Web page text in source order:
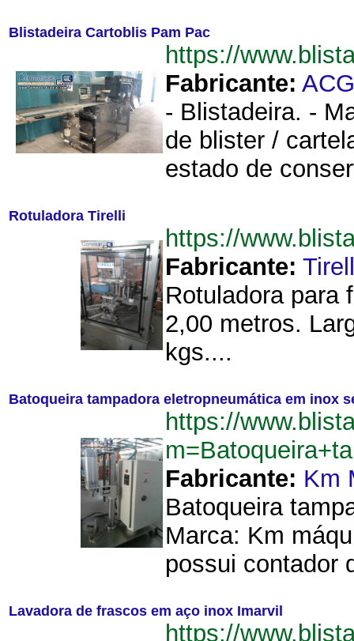
Blistadeira Cartoblis Pam Pac
https://
Fabricante: ACG
- Blistadeira. -
de blister /
estado de
Rotuladora Tirelli
https://
Fabricante:
Rotuladora para
2,00 metros.
kgs....
Batoqueira tampadora eletropneumática em inox
https://
Fabricante: Km
Batoqueira
Marca: Km
possui contador
Lavadora de frascos em aço inox Imarvil
https://